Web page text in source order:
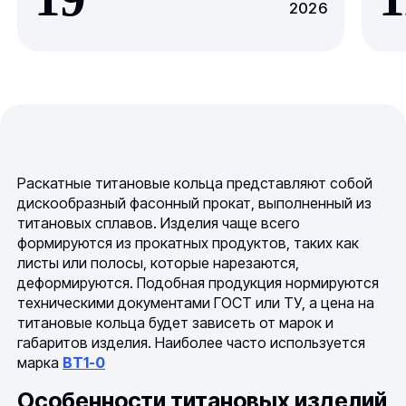
2026
Раскатные титановые кольца представляют собой
дискообразный фасонный прокат, выполненный из
титановых сплавов. Изделия чаще всего
формируются из прокатных продуктов, таких как
листы или полосы, которые нарезаются,
деформируются. Подобная продукция нормируются
техническими документами ГОСТ или ТУ, а цена на
титановые кольца будет зависеть от марок и
габаритов изделия. Наиболее часто используется
марка ВТ1-0